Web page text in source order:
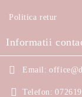
Politica retur
Informatii
Email:
Telefon: